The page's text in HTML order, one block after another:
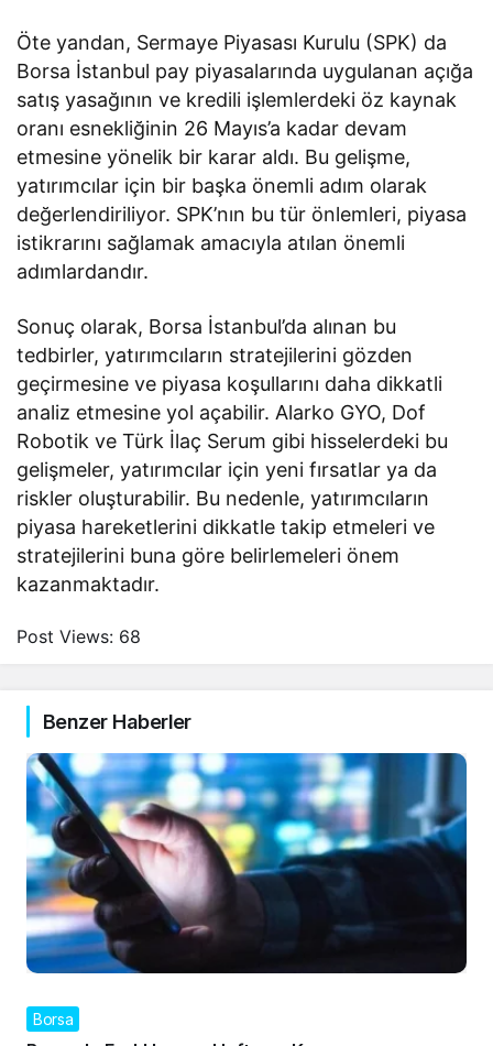
Öte yandan, Sermaye Piyasası Kurulu (SPK) da
Borsa İstanbul pay piyasalarında uygulanan açığa
satış yasağının ve kredili işlemlerdeki öz kaynak
oranı esnekliğinin 26 Mayıs’a kadar devam
etmesine yönelik bir karar aldı. Bu gelişme,
yatırımcılar için bir başka önemli adım olarak
değerlendiriliyor. SPK’nın bu tür önlemleri, piyasa
istikrarını sağlamak amacıyla atılan önemli
adımlardandır.
Sonuç olarak, Borsa İstanbul’da alınan bu
tedbirler, yatırımcıların stratejilerini gözden
geçirmesine ve piyasa koşullarını daha dikkatli
analiz etmesine yol açabilir. Alarko GYO, Dof
Robotik ve Türk İlaç Serum gibi hisselerdeki bu
gelişmeler, yatırımcılar için yeni fırsatlar ya da
riskler oluşturabilir. Bu nedenle, yatırımcıların
piyasa hareketlerini dikkatle takip etmeleri ve
stratejilerini buna göre belirlemeleri önem
kazanmaktadır.
Post Views: 68
Benzer Haberler
Borsa